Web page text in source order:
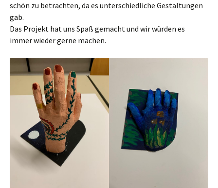
schön zu betrachten, da es unterschiedliche Gestaltungen
gab.
Das Projekt hat uns Spaß gemacht und wir würden es
immer wieder gerne machen.